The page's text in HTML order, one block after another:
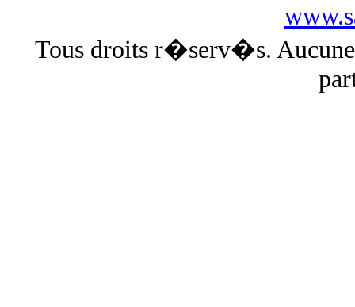
Tous droits r�serv�s.